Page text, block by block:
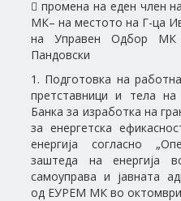
 промена на еден член
МК– на местото на Г-ца
на Управен Одбор МК
Пандовски
1. Подготовка на
претставници и тела
Банка за изработка на
за енергетска
енергија согласно
заштеда на енергија
самоуправа и јавната
од ЕУРЕМ МК во